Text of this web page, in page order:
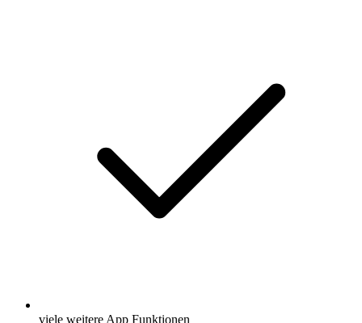
viele weitere App Funktionen